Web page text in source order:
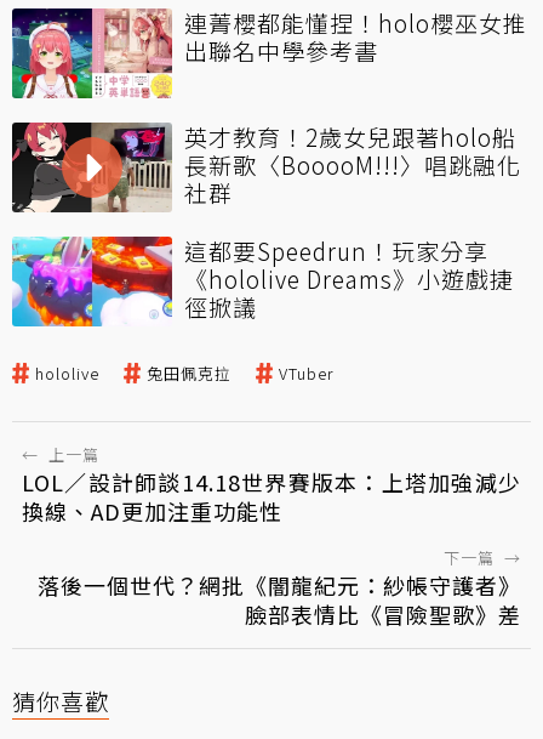
連菁櫻都能懂捏！holo櫻巫女推
出聯名中學參考書
英才教育！2歲女兒跟著holo船
長新歌〈BooooM!!!〉唱跳融化
社群
這都要Speedrun！玩家分享
《hololive Dreams》小遊戲捷
徑掀議
hololive 兔田佩克拉 VTuber
← 上一篇
LOL／設計師談14.18世界賽版本：上塔加強減少
換線、AD更加注重功能性
下一篇 →
落後一個世代？網批《闇龍紀元：紗帳守護者》
臉部表情比《冒險聖歌》差
猜你喜歡